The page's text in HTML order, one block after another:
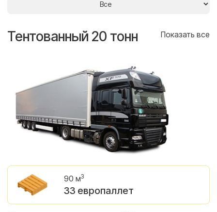
Тентованный 20 тонн Показать все
90 м3
33 европаллет